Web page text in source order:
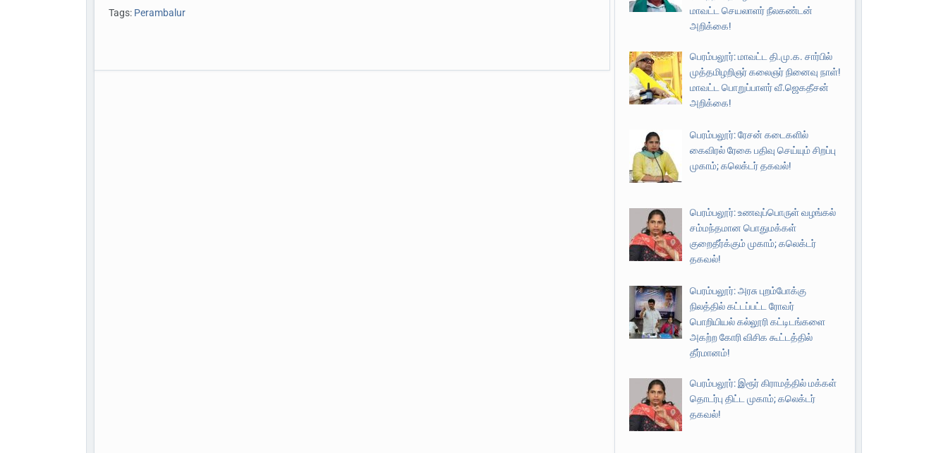
Tags: Perambalur
மாவட்ட செயலாளர் நீலகண்டன்
அறிக்கை!
பெரம்பலூர்: மாவட்ட தி.மு.க. சார்பில்
முத்தமிழறிஞர் கலைஞர் நினைவு நாள்!
மாவட்ட பொறுப்பாளர் வீ.ஜெகதீசன்
அறிக்கை!
பெரம்பலூர்: ரேசன் கடைகளில்
கைவிரல் ரேகை பதிவு செய்யும் சிறப்பு
முகாம்; கலெக்டர் தகவல்!
பெரம்பலூர்: உணவுப்பொருள் வழங்கல்
சம்மந்தமான பொதுமக்கள்
குறைதீர்க்கும் முகாம்; கலெக்டர்
தகவல்!
பெரம்பலூர்: அரசு புறம்போக்கு
நிலத்தில் கட்டப்பட்ட ரோவர்
பொறியியல் கல்லூரி கட்டிடங்களை
அகற்ற கோரி விசிக கூட்டத்தில்
தீர்மானம்!
பெரம்பலூர்: இரூர் கிராமத்தில் மக்கள்
தொடர்பு திட்ட முகாம்; கலெக்டர்
தகவல்!